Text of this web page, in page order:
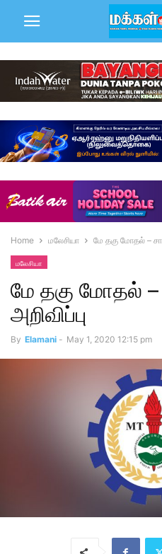
Home மலேசியா மே தகு மோதல் –
மலேசியா
மே தகு மோதல்
அறிவிப்பு
By Elamani - May 1, 2020 12:15 pm